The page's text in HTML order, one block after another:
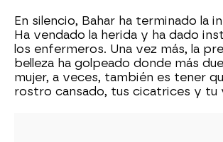
En silencio, Bahar ha terminado la
Ha vendado la herida y ha dado
los enfermeros. Una vez más, la
belleza ha golpeado donde más
mujer, a veces, también es tener
rostro cansado, tus cicatrices y tu